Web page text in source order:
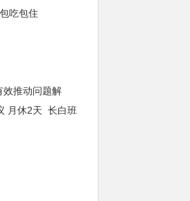
吃包住
效推动问题解
月休2天 长白班